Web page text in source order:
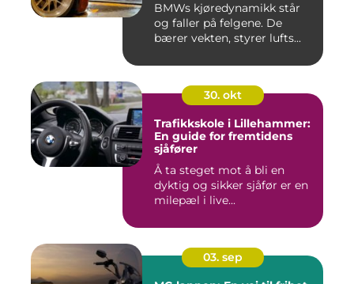
BMWs kjøredynamikk står
og faller på felgene. De
bærer vekten, styrer lufts...
30. okt
Trafikkskole i Lillehammer:
En guide for fremtidens
sjåfører
Å ta steget mot å bli en
dyktig og sikker sjåfør er en
milepæl i live...
03. sep